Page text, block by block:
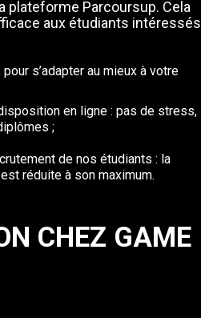
Parcoursup. Cela
aux étudiants intéressés
s’adapter au mieux à votre
en ligne : pas de stress,
;
de nos étudiants : la
réduite à son maximum.
CHEZ GAME